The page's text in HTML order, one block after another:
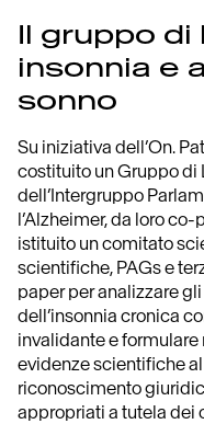
Il gruppo di
insonnia e
sonno
Su iniziativa dell’On.
costituito un Gruppo di
dell’Intergruppo
l’Alzheimer, da loro
istituito un comitato
scientifiche, PAGs e
paper per analizzare
dell’insonnia cronica
invalidante e
evidenze scientifiche
riconoscimento
appropriati a tutela dei